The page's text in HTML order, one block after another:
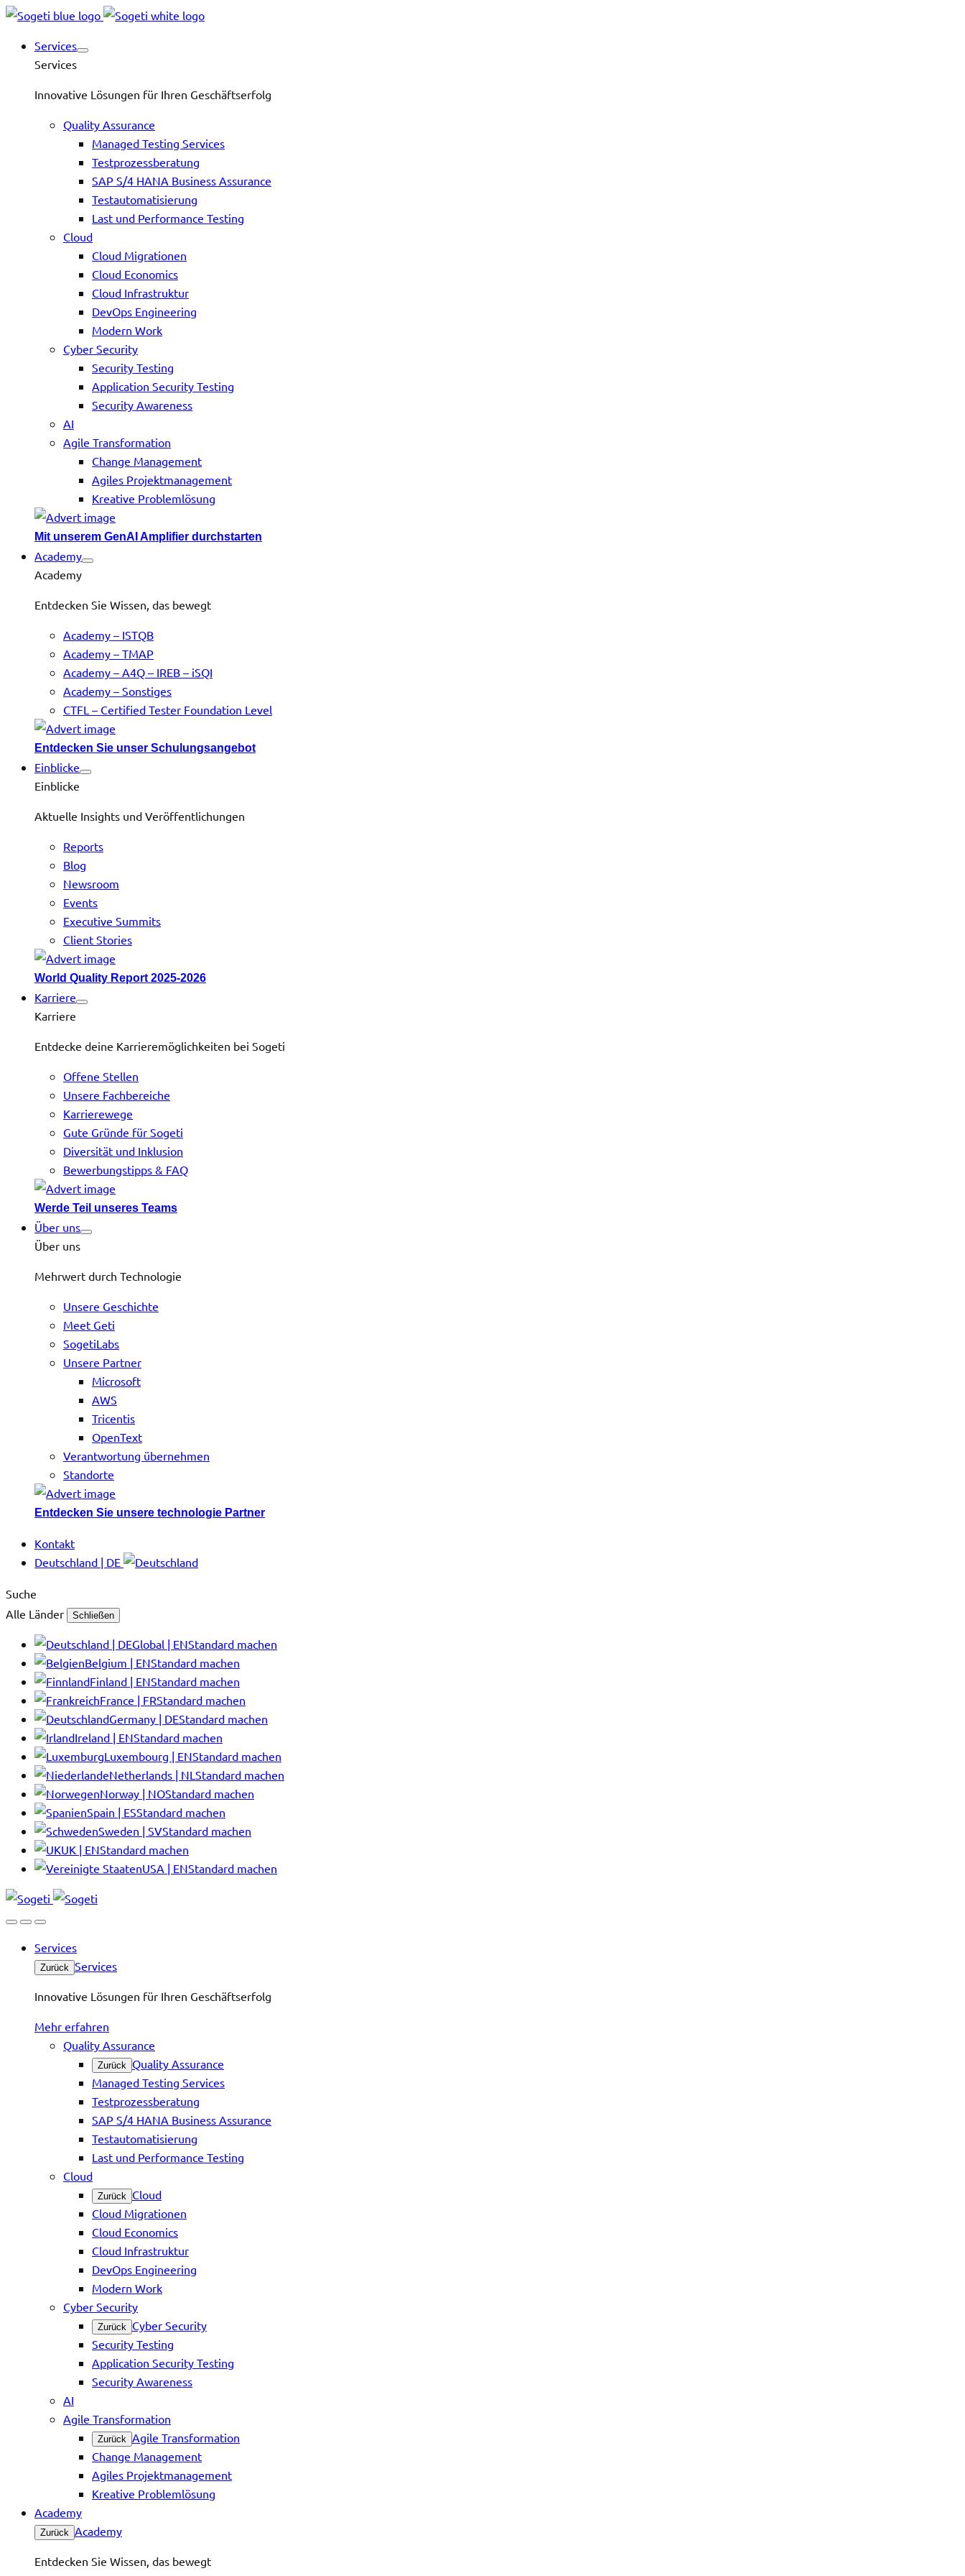
Services
Services
Innovative Lösungen für Ihren Geschäftserfolg
Quality Assurance
Managed Testing Services
Testprozessberatung
SAP S/4 HANA Business Assurance
Testautomatisierung
Last und Performance Testing
Cloud
Cloud Migrationen
Cloud Economics
Cloud Infrastruktur
DevOps Engineering
Modern Work
Cyber Security
Security Testing
Application Security Testing
Security Awareness
AI
Agile Transformation
Change Management
Agiles Projektmanagement
Kreative Problemlösung
Mit unserem GenAI Amplifier durchstarten
Academy
Academy
Entdecken Sie Wissen, das bewegt
Academy – ISTQB
Academy – TMAP
Academy – A4Q – IREB – iSQI
Academy – Sonstiges
CTFL – Certified Tester Foundation Level
Entdecken Sie unser Schulungsangebot
Einblicke
Einblicke
Aktuelle Insights und Veröffentlichungen
Reports
Blog
Newsroom
Events
Executive Summits
Client Stories
World Quality Report 2025-2026
Karriere
Karriere
Entdecke deine Karrieremöglichkeiten bei Sogeti
Offene Stellen
Unsere Fachbereiche
Karrierewege
Gute Gründe für Sogeti
Diversität und Inklusion
Bewerbungstipps & FAQ
Werde Teil unseres Teams
Über uns
Über uns
Mehrwert durch Technologie
Unsere Geschichte
Meet Geti
SogetiLabs
Unsere Partner
Microsoft
AWS
Tricentis
OpenText
Verantwortung übernehmen
Standorte
Entdecken Sie unsere technologie Partner
Kontakt
Deutschland | DE
Suche
Alle Länder
Schließen
Global | ENStandard machen
Belgium | ENStandard machen
Finland | ENStandard machen
France | FRStandard machen
Germany | DEStandard machen
Ireland | ENStandard machen
Luxembourg | ENStandard machen
Netherlands | NL Standard machen
Norway | NOStandard machen
Spain | ESStandard machen
Sweden | SVStandard machen
UK | ENStandard machen
USA | ENStandard machen
Services
Zurück Services
Innovative Lösungen für Ihren Geschäftserfolg
Mehr erfahren
Quality Assurance
Zurück Quality Assurance
Managed Testing Services
Testprozessberatung
SAP S/4 HANA Business Assurance
Testautomatisierung
Last und Performance Testing
Cloud
Zurück Cloud
Cloud Migrationen
Cloud Economics
Cloud Infrastruktur
DevOps Engineering
Modern Work
Cyber Security
Zurück Cyber Security
Security Testing
Application Security Testing
Security Awareness
AI
Agile Transformation
Zurück Agile Transformation
Change Management
Agiles Projektmanagement
Kreative Problemlösung
Academy
Zurück Academy
Entdecken Sie Wissen, das bewegt